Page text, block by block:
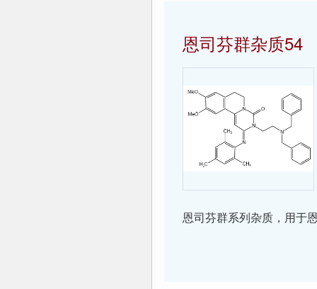
恩司芬群杂质54
恩司芬群系列杂质，用于